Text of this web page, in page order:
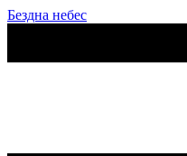
Бездна небес